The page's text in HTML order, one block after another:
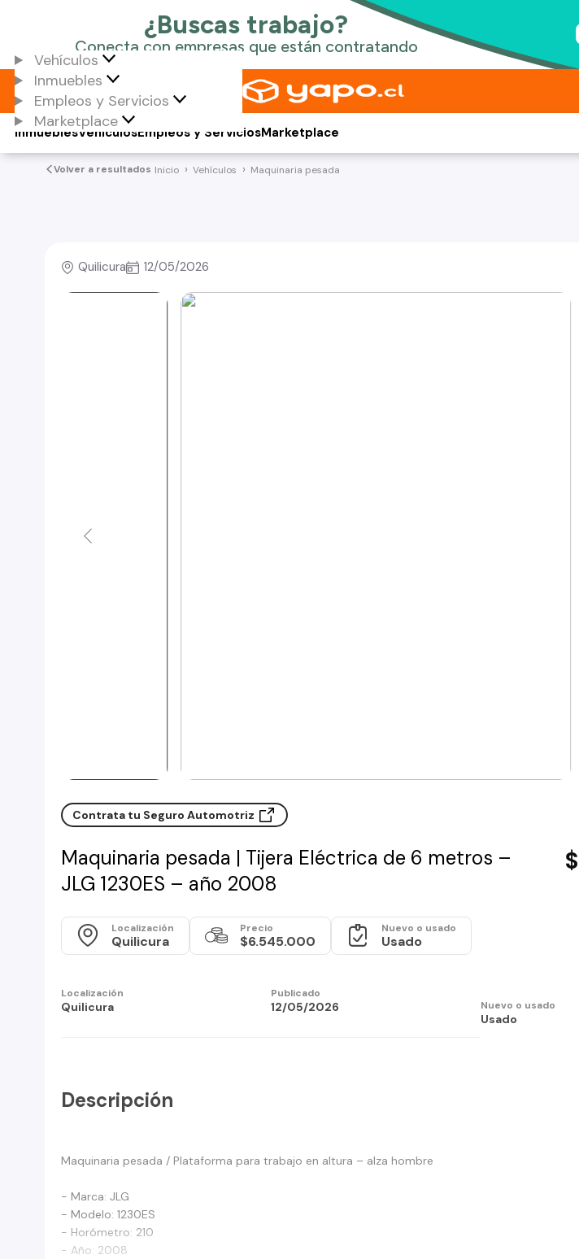
Vehículos
Inmuebles
Empleos y Servicios
Marketplace
Vehículos
Inmuebles Empleos y ServiciosMarketplace
Volver a resultados Inicio Vehículos Maquinaria pesada
Quilicura 12/05/2026
Contrata tu Seguro Automotriz
Maquinaria pesada | Tijera Eléctrica de 6 metros –
JLG 1230ES – año 2008
Localización
Quilicura
Precio
$6.545.000
Nuevo o usado
Usado
Localización
Quilicura
Publicado
12/05/2026 Nuevo o usado
Usado
Descripción
Maquinaria pesada / Plataforma para trabajo en altura – alza hombre
- Marca: JLG
- Modelo: 1230ES
- Horómetro: 210
- Año: 2008